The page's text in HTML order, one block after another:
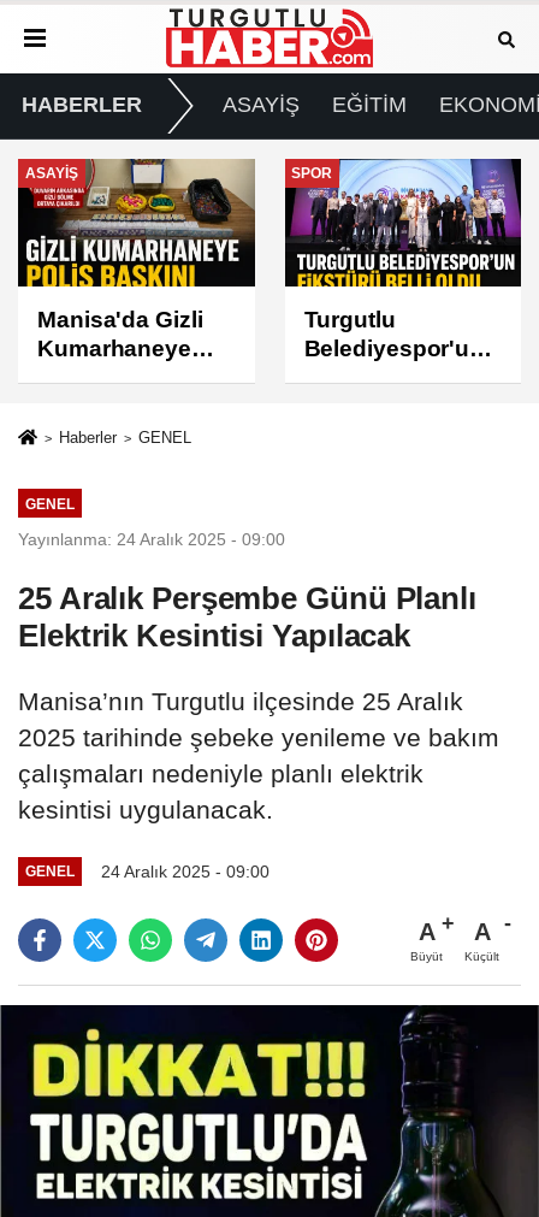
HABERLER ASAYİŞ EĞİTİM
SPOR
Turgutlu
Belediyespor'un
Fikstürü Belli
GÜNDEM
Turgutlu'da İki
Mahallede Planlı
Elektrik Kesintisi
Haberler GENEL
GENEL
Yayınlanma: 24 Aralık 2025 - 09:00
25 Aralık Perşembe Günü Planlı
Elektrik Kesintisi Yapılacak
Manisa’nın Turgutlu ilçesinde 25 Aralık
2025 tarihinde şebeke yenileme ve bakım
çalışmaları nedeniyle planlı elektrik
kesintisi uygulanacak.
GENEL 24 Aralık 2025 - 09:00
A
Büyüt
A
Küçült